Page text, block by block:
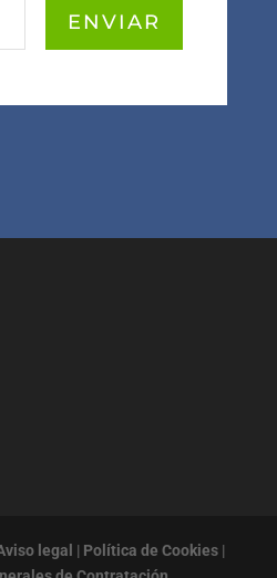
ENVIAR
legal | Política de Cookies|